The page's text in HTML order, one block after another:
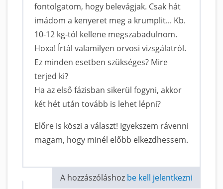
fontolgatom, hogy belevágjak. Csak hát
imádom a kenyeret meg a krumplit... Kb.
10-12 kg-tól kellene megszabadulnom.
Hoxa! Írtál valamilyen orvosi vizsgálatról.
Ez minden esetben szükséges? Mire
terjed ki?
Ha az első fázisban sikerül fogyni, akkor
két hét után tovább is lehet lépni?
Előre is köszi a választ! Igyekszem rávenni
magam, hogy minél előbb elkezdhessem.
A hozzászóláshoz be kell jelentkezni